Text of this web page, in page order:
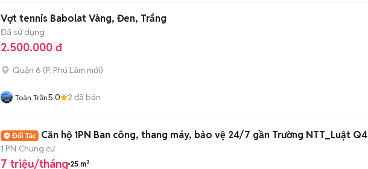
Vợt tennis Babolat Vàng, Đen, Trắng
Đã sử dụng
2.500.000 đ
Quận 6 (P. Phú Lâm mới)
Toàn Trần5.0 2 đã bán
Căn hộ 1PN Ban công, thang máy, bảo vệ 24/7 gần Trường NTT_Luật Q4
1 PN Chung cư
7 triệu/tháng 25 m²